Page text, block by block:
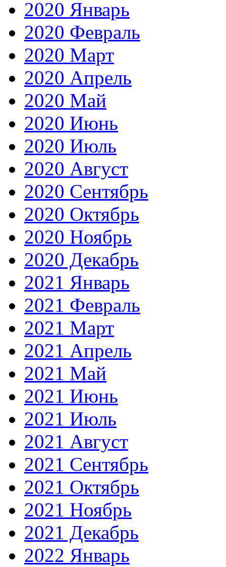
2020 Январь
2020 Февраль
2020 Март
2020 Апрель
2020 Май
2020 Июнь
2020 Июль
2020 Август
2020 Сентябрь
2020 Октябрь
2020 Ноябрь
2020 Декабрь
2021 Январь
2021 Февраль
2021 Март
2021 Апрель
2021 Май
2021 Июнь
2021 Июль
2021 Август
2021 Сентябрь
2021 Октябрь
2021 Ноябрь
2021 Декабрь
2022 Январь